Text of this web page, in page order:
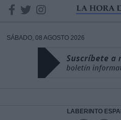
SÁBADO, 08 AGOSTO 2026
LABERINTO
DATOS
Responsable: